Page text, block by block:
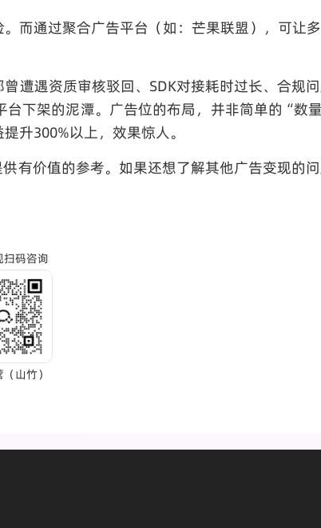
而通过聚合广告平台（如：芒果联盟），可让
遭遇资质审核驳回、SDK对接耗时过长、合规
下架的泥潭。广告位的布局，并非简单的“数
升300%以上，效果惊人。
价值的参考。如果还想了解其他广告变现的
扫码咨询
山竹）